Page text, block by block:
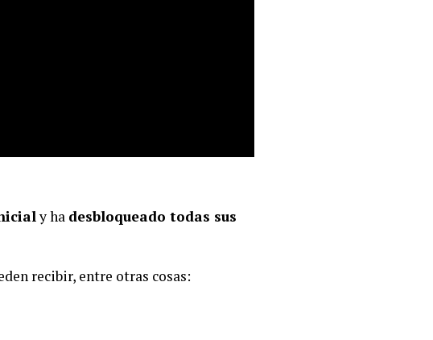
y ha desbloqueado todas sus
recibir, entre otras cosas: